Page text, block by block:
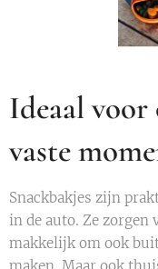
Ideaal voor
vaste
Snackbakjes zijn
in de auto. Ze zorgen
makkelijk om ook